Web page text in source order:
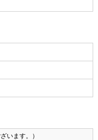
います。）